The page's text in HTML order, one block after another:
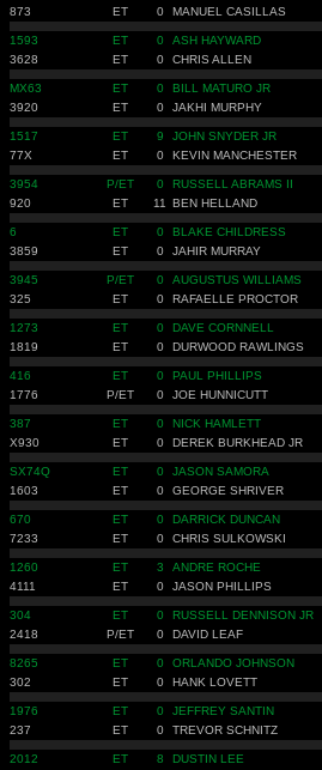
873
ET 0 MANUEL CASILLAS
1593 ET 0 ASH HAYWARD
3628
ET 0 CHRIS ALLEN
MX63 ET 0 BILL MATURO JR
3920
ET 0 JAKHI MURPHY
1517 ET 9 JOHN SNYDER JR
77X
ET 0 KEVIN MANCHESTER
3954 P/ET 0 RUSSELL ABRAMS II
920
ET 11 BEN HELLAND
6 ET 0 BLAKE CHILDRESS
3859
ET 0 JAHIR MURRAY
3945 P/ET 0 AUGUSTUS WILLIAMS
325
ET 0 RAFAELLE PROCTOR
1273 ET 0 DAVE CORNNELL
1819
ET 0 DURWOOD RAWLINGS
416 ET 0 PAUL PHILLIPS
1776
P/ET 0 JOE HUNNICUTT
387 ET 0 NICK HAMLETT
X930
ET 0 DEREK BURKHEAD JR
SX74Q ET 0 JASON SAMORA
1603
ET 0 GEORGE SHRIVER
670 ET 0 DARRICK DUNCAN
7233
ET 0 CHRIS SULKOWSKI
1260 ET 3 ANDRE ROCHE
4111
ET 0 JASON PHILLIPS
304 ET 0 RUSSELL DENNISON JR
2418
P/ET 0 DAVID LEAF
8265 ET 0 ORLANDO JOHNSON
302
ET 0 HANK LOVETT
1976 ET 0 JEFFREY SANTIN
237
ET 0 TREVOR SCHNITZ
2012 ET 8 DUSTIN LEE